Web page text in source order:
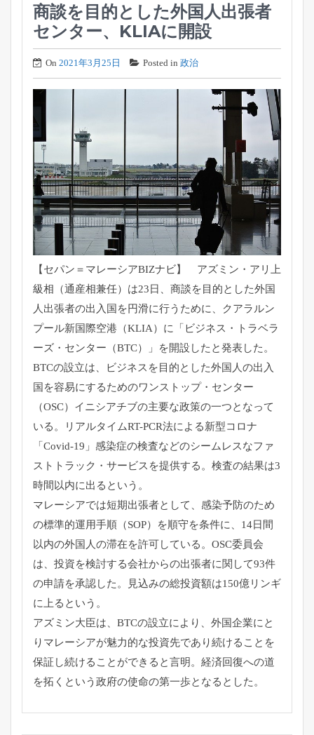
商談を目的とした外国人出張者
センター、KLIAに開設
On 2021年3月25日 Posted in 政治
【セパン＝マレーシアBIZナビ】 アズミン・アリ上
級相（通産相兼任）は23日、 商談を目的とした外国
人出張者の出入国を円滑に行うために、
クアラルン
プール新国際空港（KLIA）に「ビジネス・
トラベラ
ーズ・センター（BTC）」を開設したと発表した。
BTCの設立は、
ビジネスを目的とした外国人の出入
国を容易にするためのワンスト ップ・センター
（OSC） イニシアチブの主要な政策の一つとなって
いる。
リアルタイムRT-PCR法による新型コロナ
「Covid-19」感染症の検査などのシームレスなファ
ストトラック・ サービスを提供する。検査の結果は3
時間以内に出るという。
マレーシアでは短期出張者として、 感染予防のため
の標準的運用手順（SOP）を順守を条件に、 14日間
以内の外国人の滞在を許可している。OSC委員会
は、 投資を検討する会社からの出張者に関して93件
の申請を承認した 。見込みの総投資額は150億リンギ
に上るという。
アズミン大臣は、BTCの設立により、 外国企業にと
りマレーシアが魅力的な投資先であり続けることを
保証し続けることができると言明。 経済回復への道
を拓くという政府の使命の第一歩となるとした。